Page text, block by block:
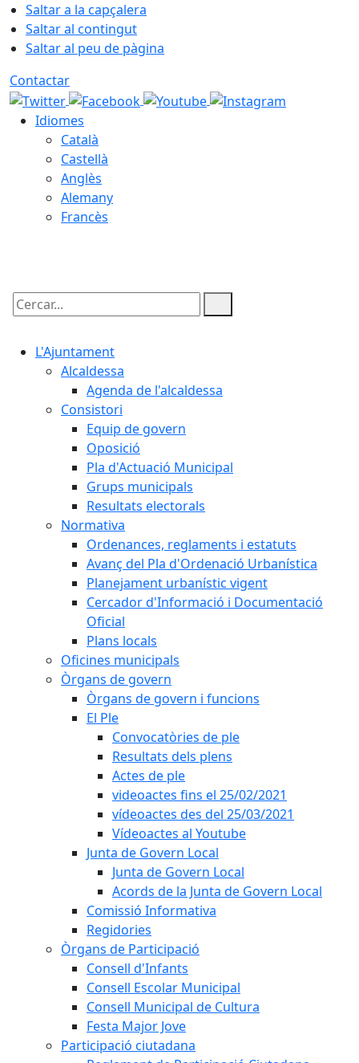
Saltar a la capçalera
Saltar al contingut
Saltar al peu de pàgina
Contactar
Idiomes
Català
Castellà
Anglès
Alemany
Francès
Cercar:
L'Ajuntament
Alcaldessa
Agenda de l'alcaldessa
Consistori
Equip de govern
Oposició
Pla d'Actuació Municipal
Grups municipals
Resultats electorals
Normativa
Ordenances, reglaments i estatuts
Avanç del Pla d'Ordenació Urbanística
Planejament urbanístic vigent
Cercador d'Informació i Documentació
Oficial
Plans locals
Oficines municipals
Òrgans de govern
Òrgans de govern i funcions
El Ple
Convocatòries de ple
Resultats dels plens
Actes de ple
videoactes fins el 25/02/2021
vídeoactes des del 25/03/2021
Vídeoactes al Youtube
Junta de Govern Local
Junta de Govern Local
Acords de la Junta de Govern Local
Comissió Informativa
Regidories
Òrgans de Participació
Consell d'Infants
Consell Escolar Municipal
Consell Municipal de Cultura
Festa Major Jove
Participació ciutadana